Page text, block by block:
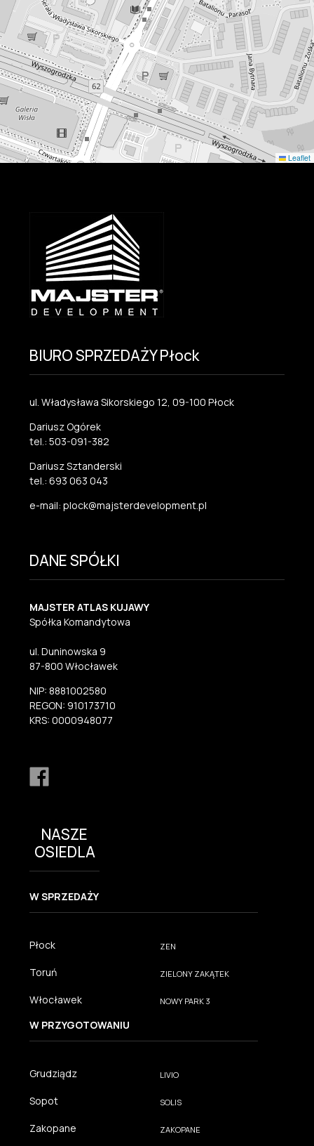
Leaflet
BIURO SPRZEDAŻY Płock
ul. Władysława Sikorskiego 12, 09-100 Płock
Dariusz Ogórek
tel.: 503-091-382
Dariusz Sztanderski
tel.: 693 063 043
e-mail: plock@majsterdevelopment.pl
DANE SPÓŁKI
MAJSTER ATLAS KUJAWY
Spółka Komandytowa
ul. Duninowska 9
87-800 Włocławek
NIP: 8881002580
REGON: 910173710
KRS: 0000948077
NASZE
OSIEDLA
W SPRZEDAŻY
Płock ZEN
Toruń ZIELONY ZAKĄTEK
Włocławek NOWY PARK 3
W PRZYGOTOWANIU
Grudziądz LIVIO
Sopot SOLIS
Zakopane ZAKOPANE